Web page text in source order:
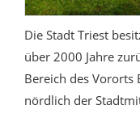
Die Stadt Triest
über 2000 Jahre
Bereich des
nördlich der